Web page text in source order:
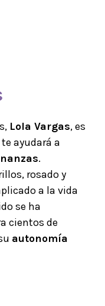
Lola Vargas, es
ayudará a
.
rosado y
a la vida
se ha
cientos de
autonomía